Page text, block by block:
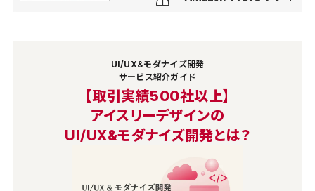
UI/UX&モダナイズ開発
サービス紹介ガイド
【取引実績500社以上】
アイスリーデザインの
UI/UX&モダナイズ開発とは？